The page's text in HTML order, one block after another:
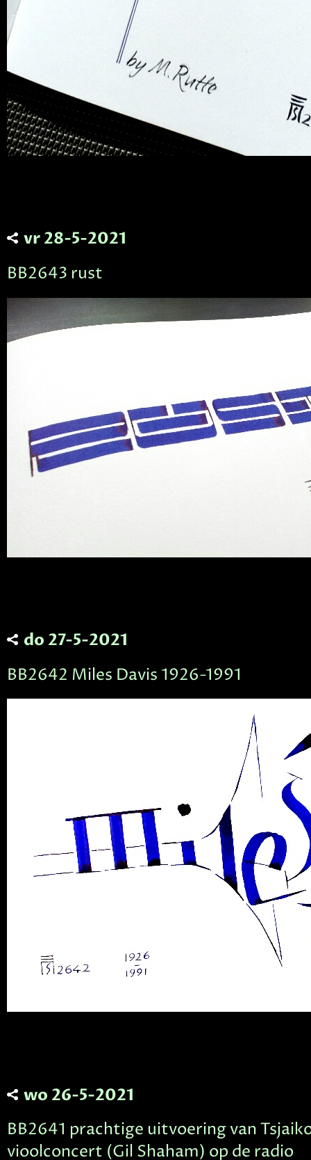
vr 28-5-2021
BB2643 rust
do 27-5-2021
BB2642 Miles Davis 1926-1991
wo 26-5-2021
BB2641 prachtige uitvoering van
vioolconcert (Gil Shaham) op de radio